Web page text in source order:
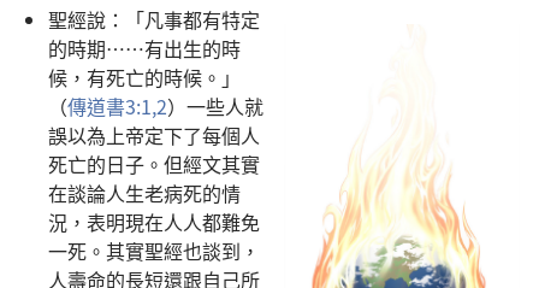
聖經說：「凡事都有特定
的時期……有出生的時
候，有死亡的時候。」
（傳道書3:1,2）一些人就
誤以為上帝定下了每個人
死亡的日子。但經文其實
在談論人生老病死的情
況，表明現在人人都難免
一死。其實聖經也談到，
人壽命的長短還跟自己所